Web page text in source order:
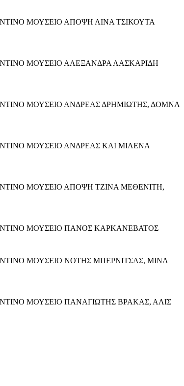
ΜΟΥΣΕΙΟ ΑΠΟΨΗ ΛΙΝΑ ΤΣΙΚΟΥΤΑ
ΜΟΥΣΕΙΟ ΑΛΕΞΑΝΔΡΑ ΛΑΣΚΑΡΙΔΗ
ΜΟΥΣΕΙΟ ΑΝΔΡΕΑΣ ΔΡΗΜΙΩΤΗΣ, ΔΟΜΝΑ
ΜΟΥΣΕΙΟ ΑΝΔΡΕΑΣ ΚΑΙ ΜΙΛΕΝΑ
ΜΟΥΣΕΙΟ ΑΠΟΨΗ ΤΖΙΝΑ ΜΕΘΕΝΙΤΗ,
ΜΟΥΣΕΙΟ ΠΑΝΟΣ ΚΑΡΚΑΝΕΒΑΤΟΣ
ΜΟΥΣΕΙΟ ΝΟΤΗΣ ΜΠΕΡΝΙΤΣΑΣ, ΜΙΝΑ
ΜΟΥΣΕΙΟ ΠΑΝΑΓΙΩΤΗΣ ΒΡΑΚΑΣ, ΑΛΙΣ